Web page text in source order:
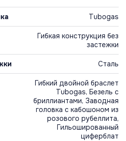
Tubogas
Гибкая конструкция без
застежки
Сталь
Гибкий двойной браслет
Tubogas, Безель с
бриллиантами, Заводная
головка с кабошоном из
розового рубеллита,
Гильошированный
циферблат